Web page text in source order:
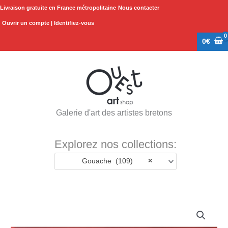
Aller
Livraison gratuite en France métropolitaine Nous contacter
Ouvrir un compte | Identifiez-vous
0€
Galerie d'art des artistes bretons
Explorez nos collections:
×
Gouache (109)